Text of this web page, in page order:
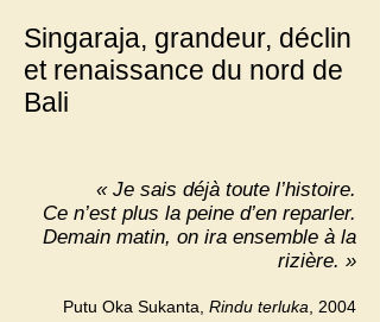
Singaraja, grandeur, déclin
et renaissance du nord de
Bali
« Je sais déjà toute l’histoire.
Ce n’est plus la peine d’en reparler.
Demain matin, on ira ensemble à la
rizière. »
Putu Oka Sukanta, Rindu terluka , 2004